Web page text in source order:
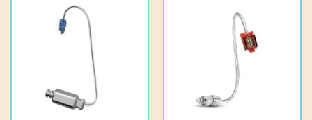
muunnelma.
tuotteen
sivulla.
sivulla.